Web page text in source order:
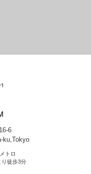
6
ku,Tokyo
トロ
り徒歩3分